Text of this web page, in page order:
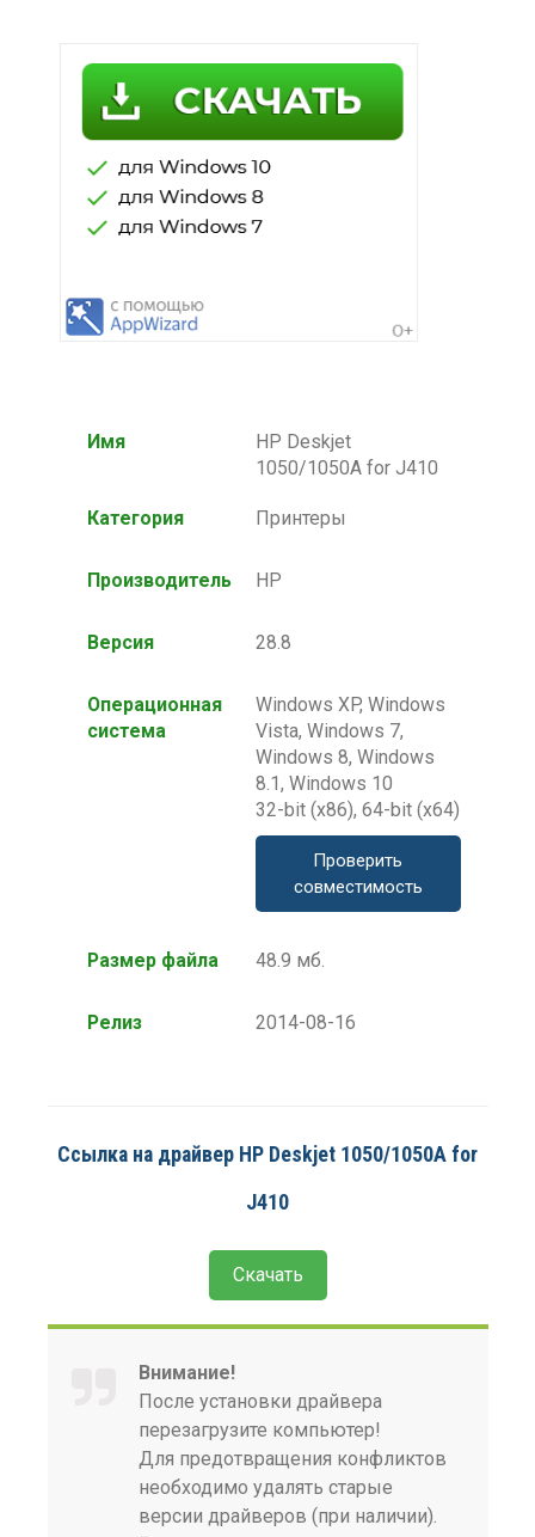
Имя
HP Deskjet
1050/1050A for J410
Категория Принтеры
Производитель HP
Версия 28.8
Операционная
система
Windows XP, Windows
Vista, Windows 7,
Windows 8, Windows
8.1, Windows 10
32-bit (x86), 64-bit (x64)
Проверить
совместимость
Размер файла 48.9 мб.
Релиз 2014-08-16
Ссылка на драйвер HP Deskjet 1050/1050A for
J410
Скачать
Внимание!
После установки драйвера
перезагрузите компьютер!
Для предотвращения конфликтов
необходимо удалять старые
версии драйверов (при наличии).